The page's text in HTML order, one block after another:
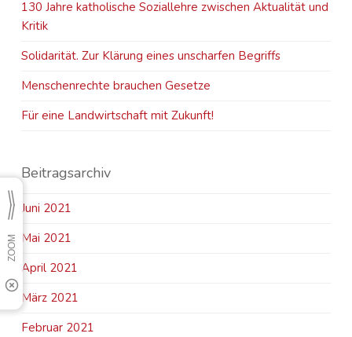
130 Jahre katholische Soziallehre zwischen Aktualität und
Kritik
Solidarität. Zur Klärung eines unscharfen Begriffs
Menschenrechte brauchen Gesetze
Für eine Landwirtschaft mit Zukunft!
Beitragsarchiv
Juni 2021
Mai 2021
April 2021
März 2021
Februar 2021